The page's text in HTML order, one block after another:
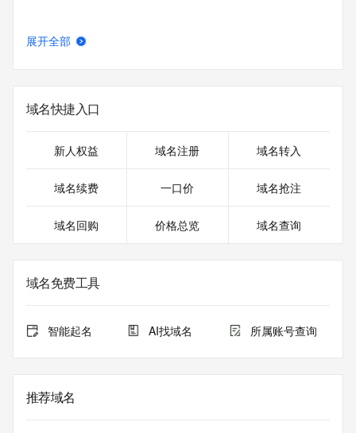
展开全部
域名快捷入口
新人权益 域名注册 域名转入
域名续费 一口价 域名抢注
域名回购 价格总览 域名查询
域名免费工具
智能起名 AI找域名 所属账号查询
推荐域名